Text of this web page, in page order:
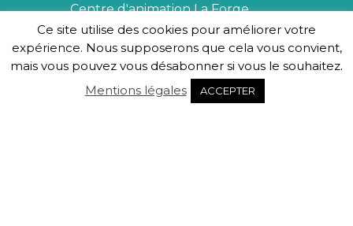
Centre d'animation La Forge
rue de la Duchesse Anne
35760 Saint-Grégoire
Ce site utilise des cookies pour améliorer votre
expérience. Nous supposerons que cela vous convient,
mais vous pouvez vous désabonner si vous le souhaitez.
Mentions légales
ACCEPTER